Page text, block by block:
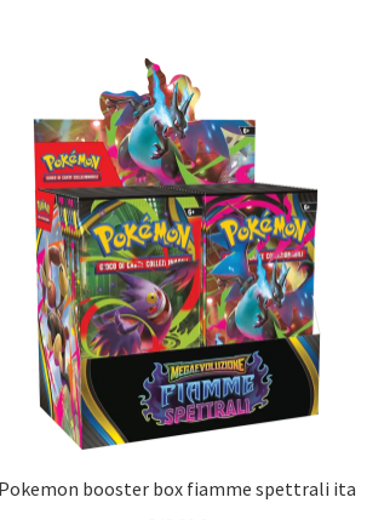
Pokemon booster box fiamme spettrali ita